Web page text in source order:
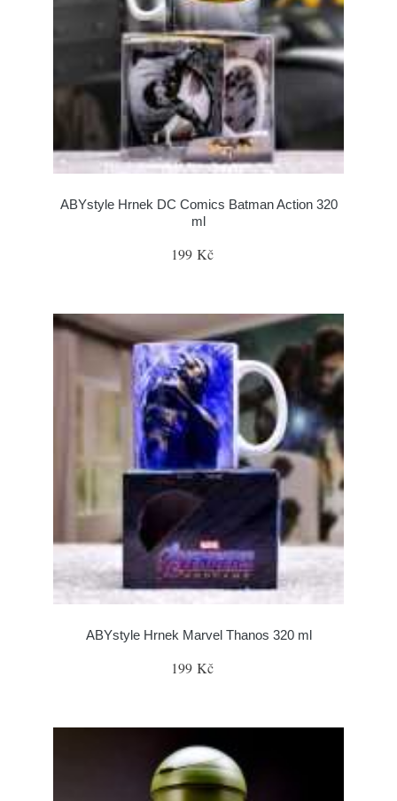
ABYstyle Hrnek DC Comics Batman Action 320
ml
199 Kč
ABYstyle Hrnek Marvel Thanos 320 ml
199 Kč